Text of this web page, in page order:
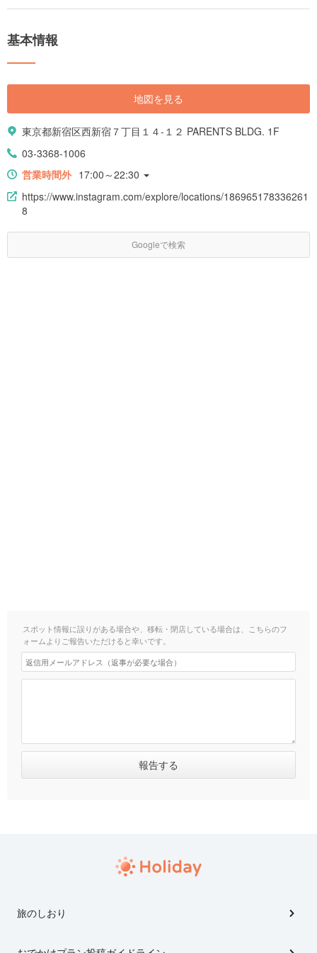
基本情報
地図を見る
東京都新宿区西新宿７丁目１４-１２ PARENTS BLDG. 1F
03-3368-1006
営業時間外 17:00～22:30
https://www.instagram.com/explore/locations/186965178336261
8
Googleで検索
スポット情報に誤りがある場合や、移転・閉店している場合は、こちらのフ
ォームよりご報告いただけると幸いです。
旅のしおり